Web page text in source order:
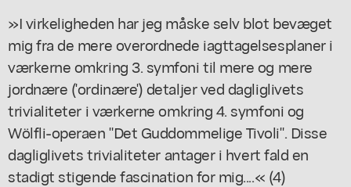
»I virkeligheden har jeg måske selv blot bevæget
mig fra de mere overordnede iagttagelsesplaner i
værkerne omkring 3. symfoni til mere og mere
jordnære ('ordinære') detaljer ved dagliglivets
trivialiteter i værkerne omkring 4. symfoni og
Wölfli-operaen "Det Guddommelige Tivoli". Disse
dagliglivets trivialiteter antager i hvert fald en
stadigt stigende fascination for mig....« (4)